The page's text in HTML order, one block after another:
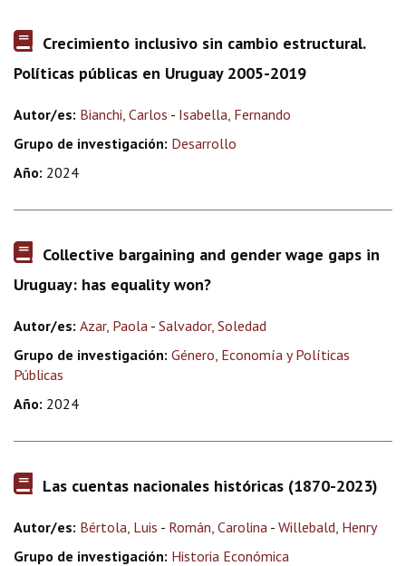
Crecimiento inclusivo sin cambio estructural.
Políticas públicas en Uruguay 2005-2019
Autor/es: Bianchi, Carlos - Isabella, Fernando
Grupo de investigación: Desarrollo
Año: 2024
Collective bargaining and gender wage gaps in
Uruguay: has equality won?
Autor/es: Azar, Paola - Salvador, Soledad
Grupo de investigación: Género, Economía y Políticas
Públicas
Año: 2024
Las cuentas nacionales históricas (1870-2023)
Autor/es: Bértola, Luis - Román, Carolina - Willebald, Henry
Grupo de investigación: Historia Económica